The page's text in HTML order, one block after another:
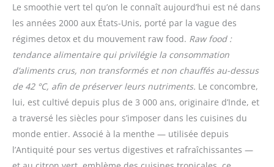
Le smoothie vert tel qu’on le connaît aujourd’hui est né dans
les années 2000 aux États-Unis, porté par la vague des
régimes detox et du mouvement raw food. Raw food :
tendance alimentaire qui privilégie la consommation
d’aliments crus, non transformés et non chauffés au-dessus
de 42 °C, afin de préserver leurs nutriments. Le concombre,
lui, est cultivé depuis plus de 3 000 ans, originaire d’Inde, et
a traversé les siècles pour s’imposer dans les cuisines du
monde entier. Associé à la menthe — utilisée depuis
l’Antiquité pour ses vertus digestives et rafraîchissantes —